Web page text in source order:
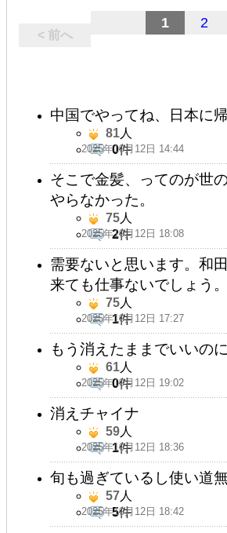
< 前へ
1 2
中国でやってね、日本に
2025年10月12日 14:44
81人
0件
そこで金髪、ってのが世
やらなかった。
2025年10月12日 18:08
75人
2件
需要ないと思います。和
来ても仕事ないでしょう
2025年10月12日 17:27
75人
1件
もう消えたままでいいの
2025年10月12日 19:02
61人
0件
消えチャイナ
2025年10月12日 18:36
59人
1件
旬も過ぎているし使い道
2025年10月12日 18:42
57人
5件